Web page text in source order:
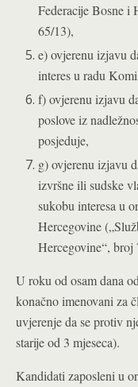
Federacije Bosne i
65/13),
e) ovjerenu izjavu
interes u radu
f) ovjerenu izjavu
poslove iz
posjeduje,
g) ovjerenu izjavu
izvršne ili sudske
sukobu interesa u
Hercegovine
Hercegovine“, broj
U roku od osam dana
konačno imenovani za
uvjerenje da se protiv
starije od 3 mjeseca).
Kandidati zaposleni u